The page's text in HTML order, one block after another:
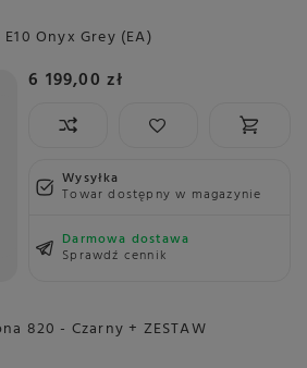
Onyx Grey (EA)
6 199,00 zł
Wysyłka
Towar dostępny w magazynie
Darmowa dostawa
Sprawdź cennik
820 - Czarny + ZESTAW